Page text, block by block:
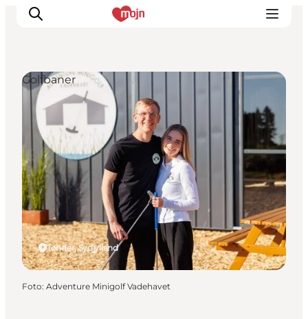
Oplevelser
Byer & Steder
Det sker
Overnatning
Planlæg din ferie
Booking
Tønder, Sydjylland
Golfbaner
Foto: Adventure Minigolf Vadehavet